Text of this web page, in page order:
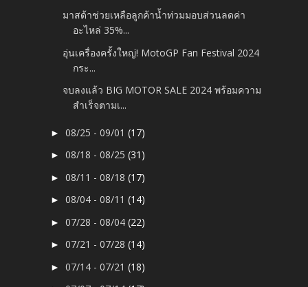
มาสด้าช่วยเหลือลูกค้าน้ำท่วมมอบส่วนลดค่า
อะไหล่ 35%...
อุ่นเครื่องครั้งใหญ่! MotoGP Fan Festival 2024
กระ...
จบลงแล้ว BIG MOTOR SALE 2024 พร้อมความ
สำเร็จตามเ...
►08/25 - 09/01(17)
►08/18 - 08/25(31)
►08/11 - 08/18(17)
►08/04 - 08/11(14)
►07/28 - 08/04(22)
►07/21 - 07/28(14)
►07/14 - 07/21(18)